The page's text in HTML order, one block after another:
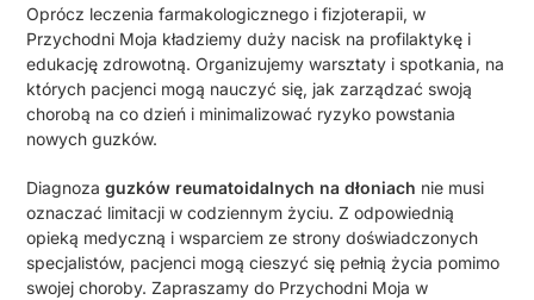
Oprócz leczenia farmakologicznego i fizjoterapii, w
Przychodni Moja kładziemy duży nacisk na profilaktykę i
edukację zdrowotną. Organizujemy warsztaty i spotkania, na
których pacjenci mogą nauczyć się, jak zarządzać swoją
chorobą na co dzień i minimalizować ryzyko powstania
nowych guzków.
Diagnozaguzków reumatoidalnych na dłoniach nie musi
oznaczać limitacji w codziennym życiu. Z odpowiednią
opieką medyczną i wsparciem ze strony doświadczonych
specjalistów, pacjenci mogą cieszyć się pełnią życia pomimo
swojej choroby. Zapraszamy do Przychodni Moja w